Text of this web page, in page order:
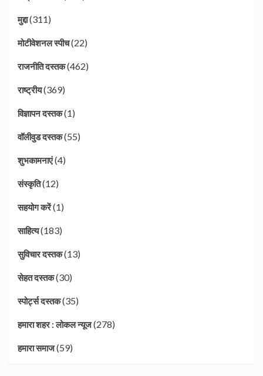
मुद्दा(311)
मोटीवेशनल स्पीच(22)
राजनीति दस्तक(462)
राष्ट्रीय(369)
विज्ञापन दस्तक(1)
वॉलीवुड दस्तक(55)
शुभकामनाएं(4)
संस्कृति(12)
सहयोग करें(1)
साहित्य(183)
सुविचार दस्तक(13)
सेहत दस्तक(30)
स्पोर्ट्स दस्तक(35)
हमारा शहर : लोकल न्यूज(278)
हमारा समाज(59)